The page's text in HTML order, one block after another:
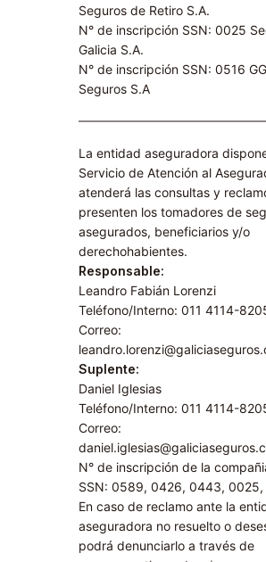
Seguros de Retiro S.A​.
N° de inscripción SSN: 0025
Galicia S.A.
N° de inscripción SSN: 0516
Seguros S.A​
La entidad aseguradora
Servicio de Atención al
atenderá las consultas y
presenten los tomadores de
asegurados, beneficiarios y/o
derechohabientes.
Responsable:
Leandro Fabián Lorenzi
Teléfono/Interno: 011 4114-
Correo:
Suplente:
Daniel Iglesias
Teléfono/Interno: 011 4114-
Correo:
N° de inscripción de la
SSN: 0589, 0426, 0443, 0025,
En caso de reclamo ante la
aseguradora no resuelto o
podrá denunciarlo a través de